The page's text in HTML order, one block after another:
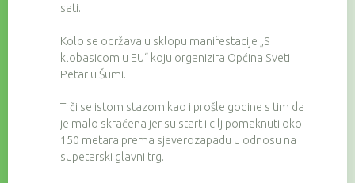
sati.
Kolo se održava u sklopu manifestacije „S
klobasicom u EU“ koju organizira Općina Sveti
Petar u Šumi.
Trči se istom stazom kao i prošle godine s tim da
je malo skraćena jer su start i cilj pomaknuti oko
150 metara prema sjeverozapadu u odnosu na
supetarski glavni trg.